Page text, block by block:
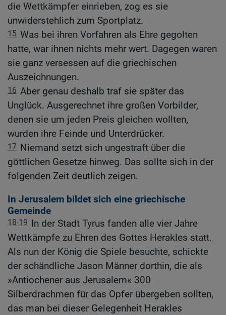
die Wettkämpfer einrieben, zog es sie
unwiderstehlich zum Sportplatz.
15 Was bei ihren Vorfahren als Ehre gegolten
hatte, war ihnen nichts mehr wert. Dagegen waren
sie ganz versessen auf die griechischen
Auszeichnungen.
16 Aber genau deshalb traf sie später das
Unglück. Ausgerechnet ihre großen Vorbilder,
denen sie um jeden Preis gleichen wollten,
wurden ihre Feinde und Unterdrücker.
17 Niemand setzt sich ungestraft über die
göttlichen Gesetze hinweg. Das sollte sich in der
folgenden Zeit deutlich zeigen.
In Jerusalem bildet sich eine griechische
Gemeinde
18-19 In der Stadt Tyrus fanden alle vier Jahre
Wettkämpfe zu Ehren des Gottes Herakles statt.
Als nun der König die Spiele besuchte, schickte
der schändliche Jason Männer dorthin, die als
»Antiochener aus Jerusalem« 300
Silberdrachmen für das Opfer übergeben sollten,
das man bei dieser Gelegenheit Herakles